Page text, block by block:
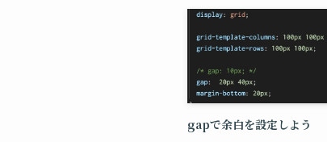
gapで余白を設定しよう